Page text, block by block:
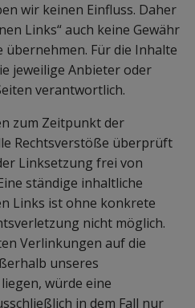
wir keinen Einfluss. Daher
Links“ auch keine Gewähr
Für die Inhalte
jeweilige Anbieter oder
verantwortlich.
zum Zeitpunkt der
Rechtsverstöße überprüft
Linksetzung frei von
ständige inhaltliche
Links ist ohne konkrete
nicht möglich.
Verlinkungen auf die
unseres
würde eine
in dem Fall nur